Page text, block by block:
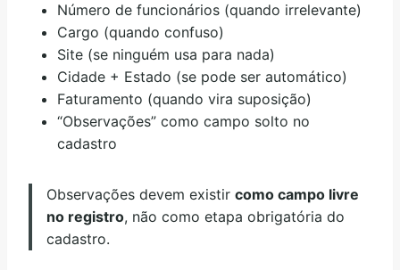
Número de funcionários (quando irrelevante)
Cargo (quando confuso)
Site (se ninguém usa para nada)
Cidade + Estado (se pode ser automático)
Faturamento (quando vira suposição)
“Observações” como campo solto no
cadastro
Observações devem existir como campo livre
no registro, não como etapa obrigatória do
cadastro.